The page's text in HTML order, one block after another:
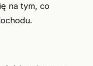
na tym, co